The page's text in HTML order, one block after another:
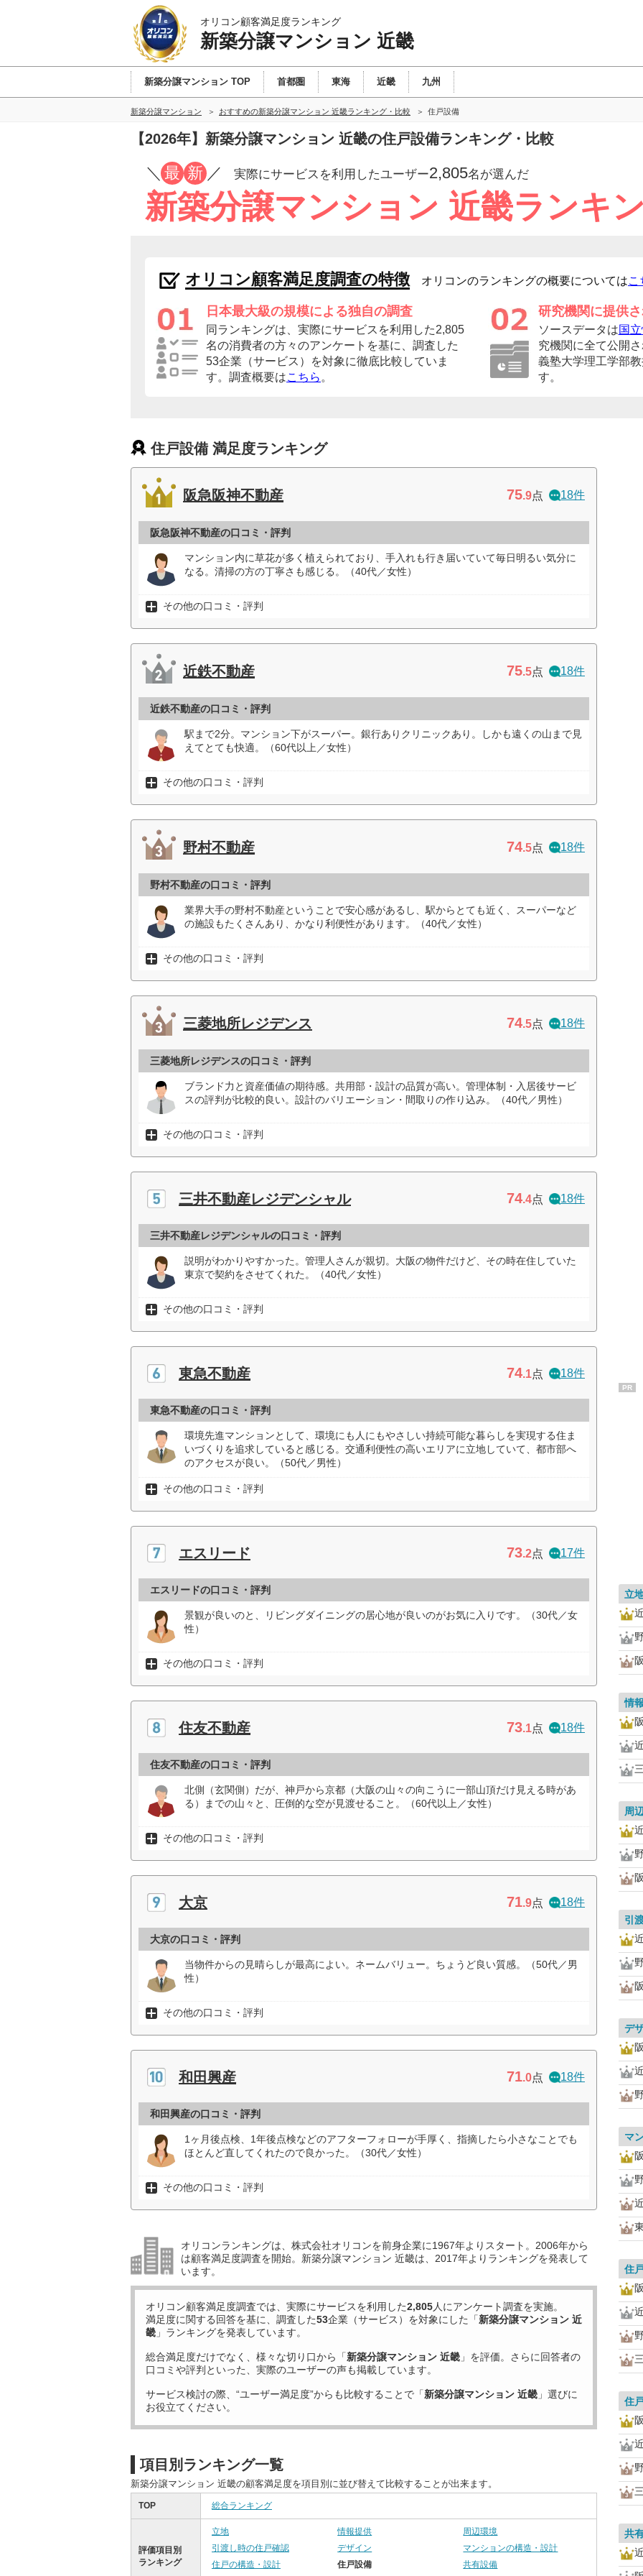
オリコン顧客満足度ランキング
新築分譲マンション 近畿
新築分譲マンション TOP 首都圏 東海 近畿 九州
新築分譲マンション おすすめの新築分譲マンション 近畿ランキング・比較 住戸設備
【2026年】新築分譲マンション 近畿の住戸設備ランキング・比較
／ 最 新 ／ 実際にサービスを利用したユーザー2,805名が選んだ
新築分譲マンション 近畿ランキ
オリコン顧客満足度調査の特徴 オリコンのランキングの概要についてはこ
日本最大級の規模による独自の調査
同ランキングは、実際にサービスを利用した2,805
名の消費者の方々のアンケートを基に、調査した
53企業（サービス）を対象に徹底比較していま
す。調査概要はこちら 。
研究機関に提供
ソースデータは国
究機関に全て公開
義塾大学理工学部
す。
住戸設備 満足度ランキング
阪急阪神不動産 75.9点 18件
阪急阪神不動産の口コミ・評判
マンション内に草花が多く植えられており、手入れも行き届いていて毎日明るい気分に
なる。清掃の方の丁寧さも感じる。（40代／女性）
その他の口コミ・評判
近鉄不動産 75.5点 18件
近鉄不動産の口コミ・評判
駅まで2分。マンション下がスーパー。銀行ありクリニックあり。しかも遠くの山まで見
えてとても快適。（60代以上／女性）
その他の口コミ・評判
野村不動産 74.5点 18件
野村不動産の口コミ・評判
業界大手の野村不動産ということで安心感があるし、駅からとても近く、スーパーなど
の施設もたくさんあり、かなり利便性があります。（40代／女性）
その他の口コミ・評判
三菱地所レジデンス 74.5点 18件
三菱地所レジデンスの口コミ・評判
ブランド力と資産価値の期待感。共用部・設計の品質が高い。管理体制・入居後サービ
スの評判が比較的良い。設計のバリエーション・間取りの作り込み。（40代／男性）
その他の口コミ・評判
三井不動産レジデンシャル 74.4点 18件
三井不動産レジデンシャルの口コミ・評判
説明がわかりやすかった。管理人さんが親切。大阪の物件だけど、その時在住していた
東京で契約をさせてくれた。（40代／女性）
その他の口コミ・評判
東急不動産 74.1点 18件
東急不動産の口コミ・評判
環境先進マンションとして、環境にも人にもやさしい持続可能な暮らしを実現する住ま
いづくりを追求していると感じる。交通利便性の高いエリアに立地していて、都市部へ
のアクセスが良い。（50代／男性）
その他の口コミ・評判
エスリード 73.2点 17件
エスリードの口コミ・評判
景観が良いのと、リビングダイニングの居心地が良いのがお気に入りです。（30代／女
性）
その他の口コミ・評判
住友不動産 73.1点 18件
住友不動産の口コミ・評判
北側（玄関側）だが、神戸から京都（大阪の山々の向こうに一部山頂だけ見える時があ
る）までの山々と、圧倒的な空が見渡せること。（60代以上／女性）
その他の口コミ・評判
大京 71.9点 18件
大京の口コミ・評判
当物件からの見晴らしが最高によい。ネームバリュー。ちょうど良い質感。（50代／男
性）
その他の口コミ・評判
和田興産 71.0点 18件
和田興産の口コミ・評判
1ヶ月後点検、1年後点検などのアフターフォローが手厚く、指摘したら小さなことでも
ほとんど直してくれたので良かった。（30代／女性）
その他の口コミ・評判
オリコンランキングは、株式会社オリコンを前身企業に1967年よりスタート。2006年から
は顧客満足度調査を開始。新築分譲マンション 近畿は、2017年よりランキングを発表して
います。
オリコン顧客満足度調査では、実際にサービスを利用した2,805人にアンケート調査を実施。
満足度に関する回答を基に、調査した53企業（サービス）を対象にした「新築分譲マンション 近
畿 」ランキングを発表しています。
総合満足度だけでなく、様々な切り口から「新築分譲マンション 近畿 」を評価。さらに回答者の
口コミや評判といった、実際のユーザーの声も掲載しています。
サービス検討の際、“ユーザー満足度”からも比較することで「新築分譲マンション 近畿 」選びに
お役立てください。
項目別ランキング一覧
新築分譲マンション 近畿の顧客満足度を項目別に並び替えて比較することが出来ます。
TOP 総合ランキング
評価項目別
ランキング
立地 情報提供
周辺環境
引渡し時の住戸確認
デザイン
マンションの構造・設計
住戸の構造・設計
住戸設備 共有設備
PR
立
情
周
引
デ
マ
住
住
共